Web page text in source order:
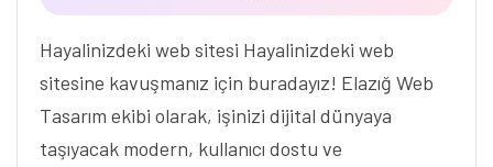
Hayalinizdeki web sitesi Hayalinizdeki web
sitesine kavuşmanız için buradayız! Elazığ Web
Tasarım ekibi olarak, işinizi dijital dünyaya
taşıyacak modern, kullanıcı dostu ve